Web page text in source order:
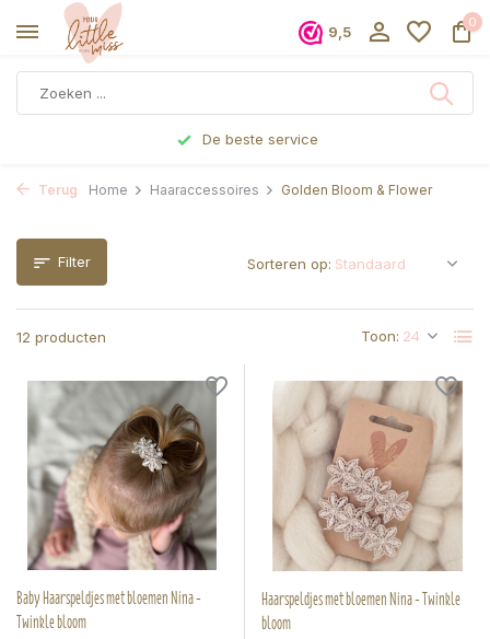
9,5
0
Voor 17 uur besteld, dezelfde dag verzonden
Terug Home Haaraccessoires Golden Bloom & Flower
Filter
12 producten Toon:
Sorteren op:
Baby Haarspeldjes met bloemen Nina -
Twinkle bloom
Haarspeldjes met bloemen Nina - Twinkle
bloom